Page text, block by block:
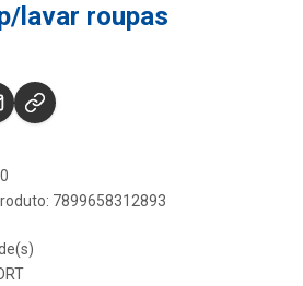
lavar roupas
7899658312893